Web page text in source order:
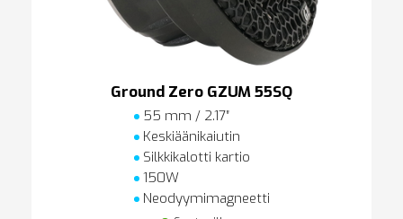
Ground Zero GZUM 55SQ
55 mm / 2.17″
Keskiäänikaiutin
Silkkikalotti kartio
150W
Neodyymimagneetti